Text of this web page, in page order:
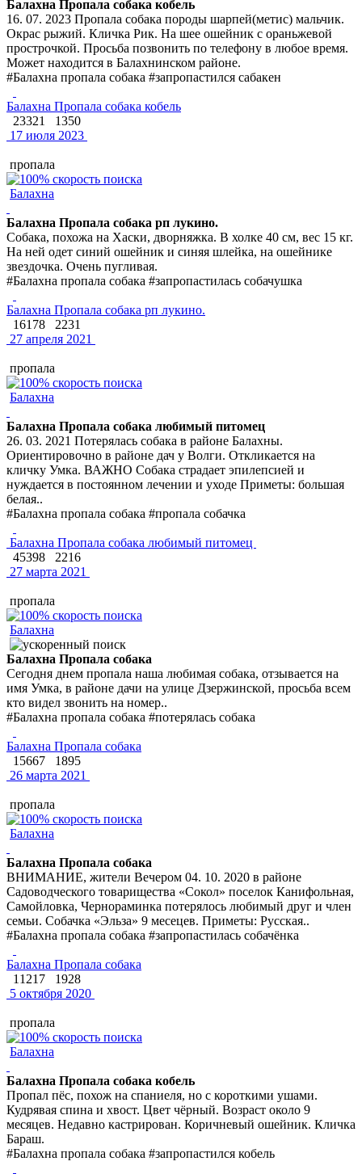
Балахна Пропала собака кобель
16. 07. 2023 Пропала собака породы шарпей(метис) мальчик.
Окрас рыжий. Кличка Рик. На шее ошейник с ораньжевой
прострочкой. Просьба позвонить по телефону в любое время.
Может находится в Балахнинском районе.
#Балахна пропала собака #запропастился сабакен
Балахна Пропала собака кобель
23321
1350
17 июля 2023
пропала
Балахна
Балахна Пропала собака рп лукино.
Собака, похожа на Хаски, дворняжка. В холке 40 см, вес 15 кг.
На ней одет синий ошейник и синяя шлейка, на ошейнике
звездочка. Очень пугливая.
#Балахна пропала собака #запропастилась собачушка
Балахна Пропала собака рп лукино.
16178
2231
27 апреля 2021
пропала
Балахна
Балахна Пропала собака любимый питомец
26. 03. 2021 Потерялась собака в районе Балахны.
Ориентировочно в районе дач у Волги. Откликается на
кличку Умка. ВАЖНО Собака страдает эпилепсией и
нуждается в постоянном лечении и уходе Приметы: большая
белая..
#Балахна пропала собака #пропала собачка
Балахна Пропала собака любимый питомец
45398
2216
27 марта 2021
пропала
Балахна
Балахна Пропала собака
Сегодня днем пропала наша любимая собака, отзывается на
имя Умка, в районе дачи на улице Дзержинской, просьба всем
кто видел звонить на номер..
#Балахна пропала собака #потерялась собака
Балахна Пропала собака
15667
1895
26 марта 2021
пропала
Балахна
Балахна Пропала собака
ВНИМАНИЕ, жители Вечером 04. 10. 2020 в районе
Садоводческого товарищества «Сокол» поселок Канифольная,
Самойловка, Чернораминка потерялось любимый друг и член
семьи. Собачка «Эльза» 9 месецев. Приметы: Русская..
#Балахна пропала собака #запропастилась собачёнка
Балахна Пропала собака
11217
1928
5 октября 2020
пропала
Балахна
Балахна Пропала собака кобель
Пропал пёс, похож на спаниеля, но с короткими ушами.
Кудрявая спина и хвост. Цвет чёрный. Возраст около 9
месяцев. Недавно кастрирован. Коричневый ошейник. Кличка
Бараш.
#Балахна пропала собака #запропастился кобель